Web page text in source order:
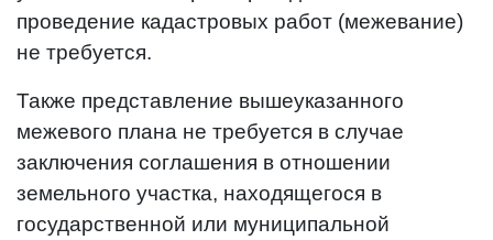
проведение кадастровых работ (межевание)
не требуется.
Также представление вышеуказанного
межевого плана не требуется в случае
заключения соглашения в отношении
земельного участка, находящегося в
государственной или муниципальной